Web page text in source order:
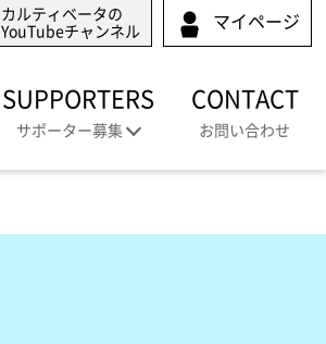
カルティベータの
YouTubeチャンネル
マイページ
SUPPORTERS
サポーター募集
CONTACT
お問い合わせ